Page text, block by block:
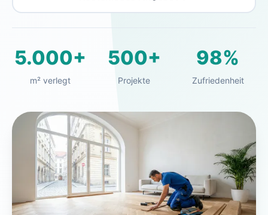
5.000+
m² verlegt
500+
Projekte
98%
Zufriedenheit